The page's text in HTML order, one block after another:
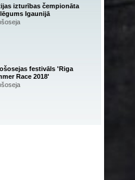
izturības čempionāta
Igaunijā
festivāls 'Riga
Race 2018'